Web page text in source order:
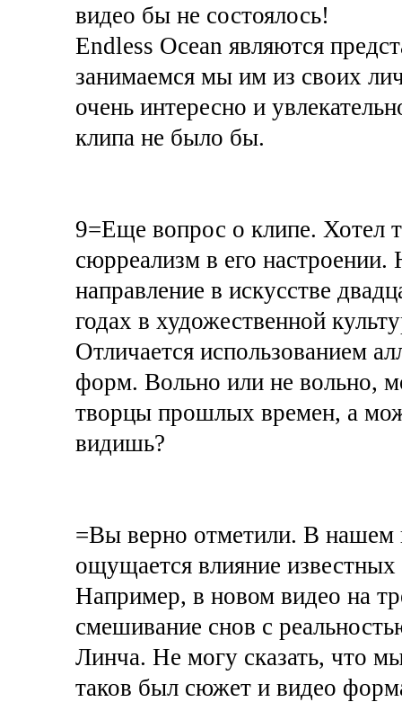
видео бы не состоялось!
Endless Ocean являются
занимаемся мы им из своих
очень интересно и
клипа не было бы.
9=Еще вопрос о клипе. Хотел
сюрреализм в его
направление в искусстве
годах в художественной
Отличается использованием
форм. Вольно или не вольно,
творцы прошлых времен, а
видишь?
=Вы верно отметили. В нашем
ощущается влияние
Например, в новом видео на
смешивание снов с
Линча. Не могу сказать, что
таков был сюжет и видео